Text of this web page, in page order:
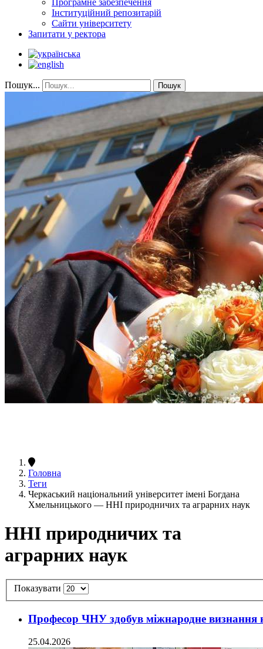
Інституційний репозитарій
Сайти університету
Запитати у ректора
Пошук... Пошук
Головна
Теги
Черкаський національний університет імені Богдана
Хмельницького — ННІ природничих та аграрних наук
ННІ природничих та
аграрних наук
Показувати
Професор ЧНУ здобув міжнародне визнання
25.04.2026